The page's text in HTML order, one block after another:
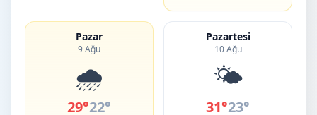
Pazar
9 Ağu
🌧️
29°22°
Pazartesi
10 Ağu
🌤️
31°23°